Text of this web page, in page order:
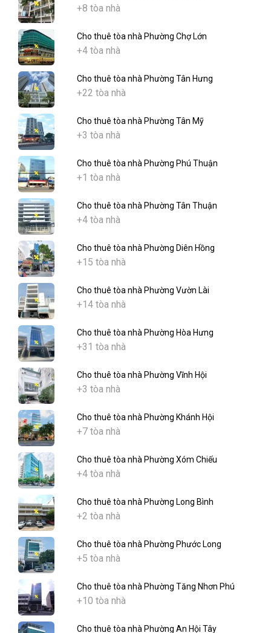
+8 tòa nhà
Cho thuê tòa nhà Phường Chợ Lớn
+4 tòa nhà
Cho thuê tòa nhà Phường Tân Hưng
+22 tòa nhà
Cho thuê tòa nhà Phường Tân Mỹ
+3 tòa nhà
Cho thuê tòa nhà Phường Phú Thuận
+1 tòa nhà
Cho thuê tòa nhà Phường Tân Thuận
+4 tòa nhà
Cho thuê tòa nhà Phường Diên Hồng
+15 tòa nhà
Cho thuê tòa nhà Phường Vườn Lài
+14 tòa nhà
Cho thuê tòa nhà Phường Hòa Hưng
+31 tòa nhà
Cho thuê tòa nhà Phường Vĩnh Hội
+3 tòa nhà
Cho thuê tòa nhà Phường Khánh Hội
+7 tòa nhà
Cho thuê tòa nhà Phường Xóm Chiếu
+4 tòa nhà
Cho thuê tòa nhà Phường Long Bình
+2 tòa nhà
Cho thuê tòa nhà Phường Phước Long
+5 tòa nhà
Cho thuê tòa nhà Phường Tăng Nhơn Phú
+10 tòa nhà
Cho thuê tòa nhà Phường An Hội Tây